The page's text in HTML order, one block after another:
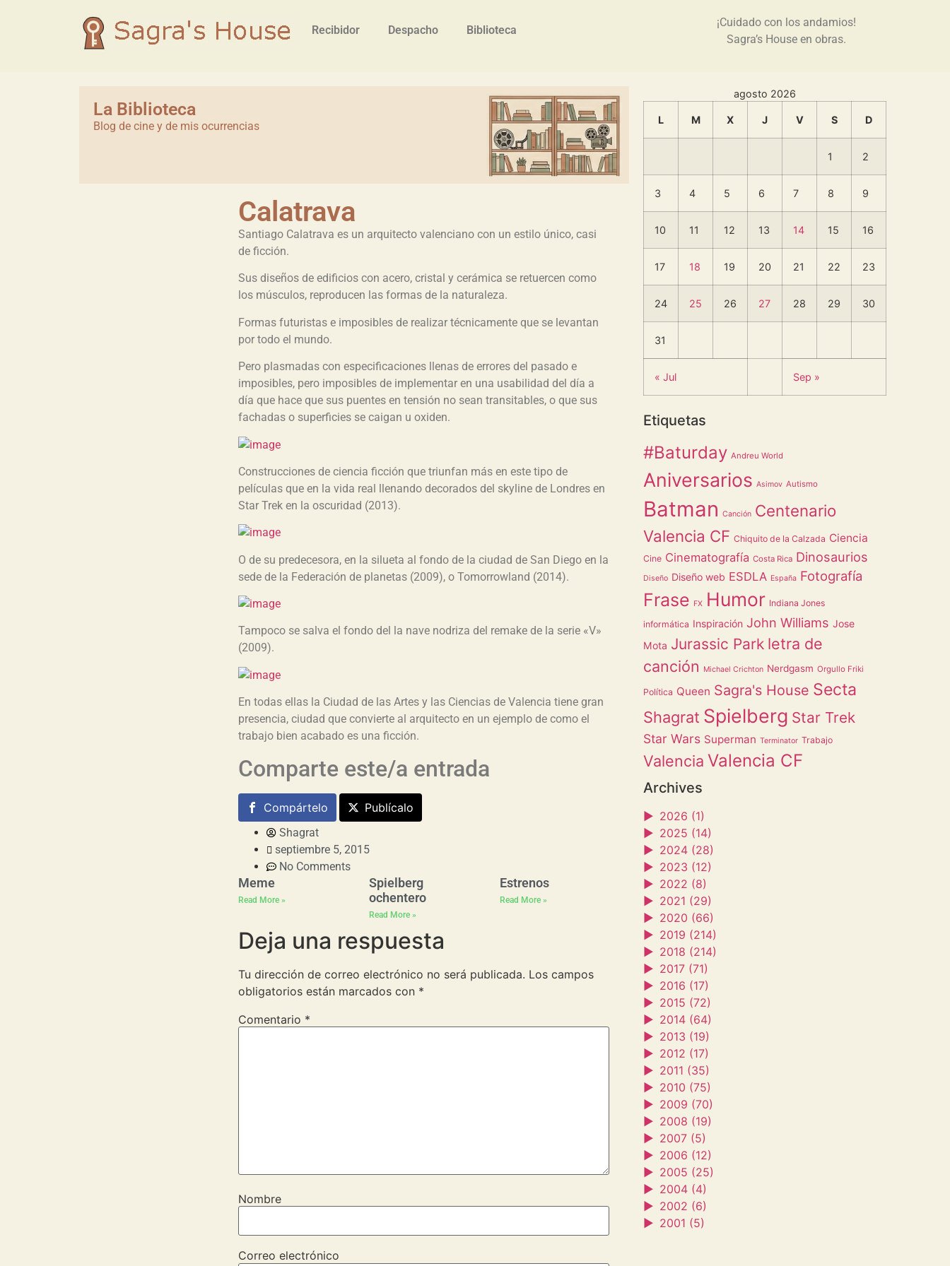
Recibidor Despacho Biblioteca
¡Cuidado con los andamios!
Sagra’s House en obras.
La Biblioteca
Blog de cine y de mis ocurrencias
Calatrava
Santiago Calatrava es un arquitecto valenciano con un estilo único, casi
de ficción.
Sus diseños de edificios con acero, cristal y cerámica se retuercen como
los músculos, reproducen las formas de la naturaleza.
Formas futuristas e imposibles de realizar técnicamente que se levantan
por todo el mundo.
Pero plasmadas con especificaciones llenas de errores del pasado e
imposibles, pero imposibles de implementar en una usabilidad del día a
día que hace que sus puentes en tensión no sean transitables, o que sus
fachadas o superficies se caigan u oxiden.
Construcciones de ciencia ficción que triunfan más en este tipo de
películas que en la vida real llenando decorados del skyline de Londres en
Star Trek en la oscuridad (2013).
O de su predecesora, en la silueta al fondo de la ciudad de San Diego en la
sede de la Federación de planetas (2009), o Tomorrowland (2014).
Tampoco se salva el fondo del la nave nodriza del remake de la serie «V»
(2009).
En todas ellas la Ciudad de las Artes y las Ciencias de Valencia tiene gran
presencia, ciudad que convierte al arquitecto en un ejemplo de como el
trabajo bien acabado es una ficción.
Comparte este/a entrada
Compártelo Publícalo
Shagrat
septiembre 5, 2015
No Comments
Meme
Read More »
Spielberg
ochentero
Read More »
Estrenos
Read More »
Deja una respuesta
Tu dirección de correo electrónico no será publicada. Los campos
obligatorios están marcados con *
Comentario *
Nombre
Correo electrónico
agosto 2026
L M X J V S D
1 2
3 4 5 6 7 8 9
10 11 12 13 14 15 16
17 18 19 20 21 22 23
24 25 26 27 28 29 30
31
« Jul Sep »
Etiquetas
#Baturday Andreu World
Aniversarios Asimov Autismo
Batman Canción Centenario
Valencia CF Chiquito de la Calzada Ciencia
Cine Cinematografía Costa Rica Dinosaurios
Diseño Diseño web ESDLA España Fotografía
Frase FX Humor Indiana Jones
informática Inspiración John Williams Jose
Mota Jurassic Park letra de
canción
Michael Crichton Nerdgasm Orgullo Friki
Política Queen Sagra's House Secta
Shagrat Spielberg Star Trek
Star Wars Superman Terminator Trabajo
Valencia Valencia CF
Archives
► 2026 (1)
► 2025 (14)
► 2024 (28)
► 2023 (12)
► 2022 (8)
► 2021 (29)
► 2020 (66)
► 2019 (214)
► 2018 (214)
► 2017 (71)
► 2016 (17)
► 2015 (72)
► 2014 (64)
► 2013 (19)
► 2012 (17)
► 2011 (35)
► 2010 (75)
► 2009 (70)
► 2008 (19)
► 2007 (5)
► 2006 (12)
► 2005 (25)
► 2004 (4)
► 2002 (6)
► 2001 (5)